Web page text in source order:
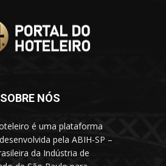
SOBRE NÓS
é uma plataforma
pela ABIH-SP –
da Indústria de